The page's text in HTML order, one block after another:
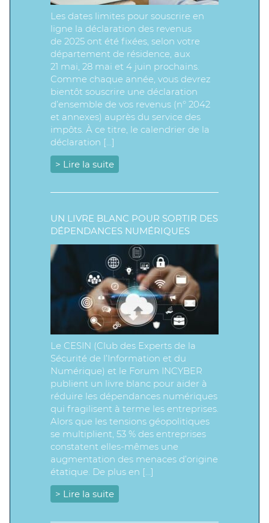
Les dates limites pour souscrire en
ligne la déclaration des revenus
de 2025 ont été fixées, selon votre
département de résidence, aux
21 mai, 28 mai et 4 juin prochains.
Comme chaque année, vous devrez
bientôt souscrire une déclaration
d’ensemble de vos revenus (n° 2042
et annexes) auprès du service des
impôts. À ce titre, le calendrier de la
déclaration […]
> Lire la suite
UN LIVRE BLANC POUR SORTIR DES
DÉPENDANCES NUMÉRIQUES
Le CESIN (Club des Experts de la
Sécurité de l’Information et du
Numérique) et le Forum INCYBER
publient un livre blanc pour aider à
réduire les dépendances numériques
qui fragilisent à terme les entreprises.
Alors que les tensions géopolitiques
se multiplient, 53 % des entreprises
constatent elles-mêmes une
augmentation des menaces d’origine
étatique. De plus en […]
> Lire la suite